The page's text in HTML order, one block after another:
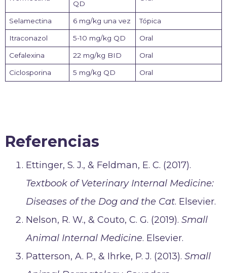
QD
Selamectina 6 mg/kg una vez Tópica
Itraconazol 5-10 mg/kg QD Oral
Cefalexina 22 mg/kg BID Oral
Ciclosporina 5 mg/kg QD Oral
Referencias
Ettinger, S. J., & Feldman, E. C. (2017).
Textbook of Veterinary Internal Medicine:
Diseases of the Dog and the Cat. Elsevier.
Nelson, R. W., & Couto, C. G. (2019).Small
Animal Internal Medicine. Elsevier.
Patterson, A. P., & Ihrke, P. J. (2013).Small